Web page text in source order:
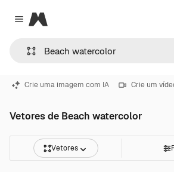
Close menu
Magnific
Crie uma imagem com IA Crie um
Vetores de Beach watercolor
Vetores